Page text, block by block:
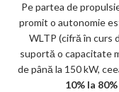
Pe partea de
promit o autonomie
WLTP (cifră în curs
suportă o capacitate
de până la 150 kW,
10% la